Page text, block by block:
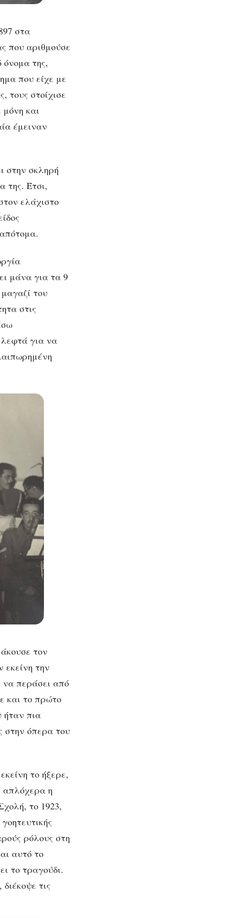
στα
που αριθμούσε
της,
που είχε με
τους στοίχισε
και
έμειναν
στην σκληρή
της. Έτσι,
ελάχιστο
μάνα για τα 9
του
στις
για να
τον
την
περάσει από
και το πρώτο
ήταν πια
στην όπερα του
το ήξερε,
απλόχερα η
το 1923,
ρόλους στη
αυτό το
το τραγούδι.
τις